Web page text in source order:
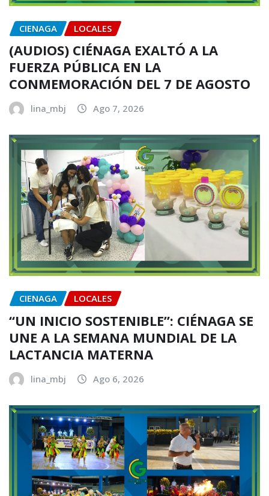
CIENAGA LOCALES
(AUDIOS) CIÉNAGA EXALTÓ A LA
FUERZA PÚBLICA EN LA
CONMEMORACIÓN DEL 7 DE AGOSTO
lina_mbj Ago 7, 2026
CIENAGA LOCALES
“UN INICIO SOSTENIBLE”: CIÉNAGA SE
UNE A LA SEMANA MUNDIAL DE LA
LACTANCIA MATERNA
lina_mbj Ago 6, 2026